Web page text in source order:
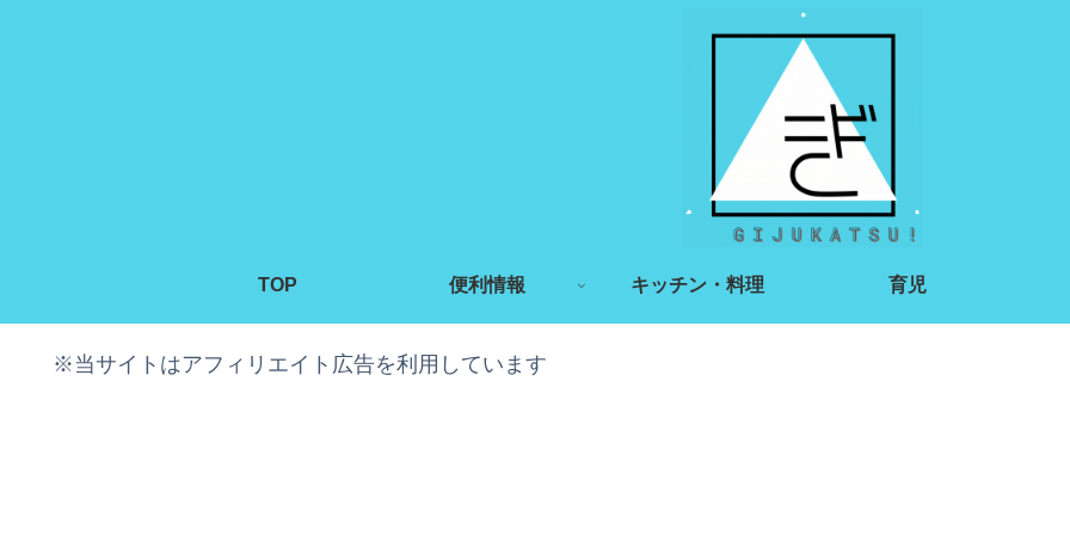
TOP 便利情報 キッチン・料理 育児
※当サイトはアフィリエイト広告を利用しています